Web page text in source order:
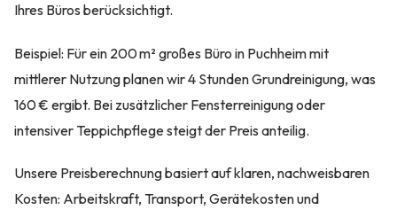
Ihres Büros berücksichtigt.
Beispiel: Für ein 200 m² großes Büro in Puchheim mit
mittlerer Nutzung planen wir 4 Stunden Grundreinigung, was
160 € ergibt. Bei zusätzlicher Fensterreinigung oder
intensiver Teppichpflege steigt der Preis anteilig.
Unsere Preisberechnung basiert auf klaren, nachweisbaren
Kosten: Arbeitskraft, Transport, Gerätekosten und